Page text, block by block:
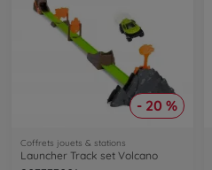
- 20 %
Coffrets jouets & stations
Launcher Track set Volcano